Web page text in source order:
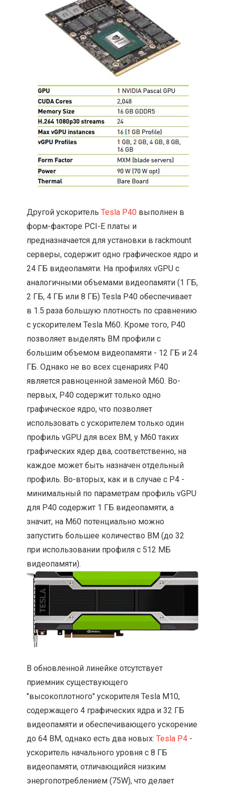
Другой ускорительTesla P40 выполнен в
форм-факторе PCI-E платы и
предназначается для установки в rackmount
серверы, содержит одно графическое ядро и
24 ГБ видеопамяти. На профилях vGPU с
аналогичными объемами видеопамяти (1 ГБ,
2 ГБ, 4 ГБ или 8 ГБ) Tesla P40 обеспечивает
в 1.5 раза большую плотность по сравнению
с ускорителем Tesla M60. Кроме того, P40
позволяет выделять ВМ профили с
большим объемом видеопамяти - 12 ГБ и 24
ГБ. Однако не во всех сценариях P40
является равноценной заменой M60. Во-
первых, P40 содержит только одно
графическое ядро, что позволяет
использовать с ускорителем только один
профиль vGPU для всех ВМ, у M60 таких
графических ядер два, соответственно, на
каждое может быть назначен отдельный
профиль. Во-вторых, как и в случае с P4 -
минимальный по параметрам профиль vGPU
для P40 содержит 1 ГБ видеопамяти, а
значит, на M60 потенциально можно
запустить большее количество ВМ (до 32
при использовании профиля с 512 МБ
видеопамяти).
В обновленной линейке отсутствует
приемник существующего
"высокоплотного" ускорителя Tesla M10,
содержащего 4 графических ядра и 32 ГБ
видеопамяти и обеспечивающего ускорение
до 64 ВМ, однако есть два новых:Tesla P4 -
ускоритель начального уровня с 8 ГБ
видеопамяти, отличающийся низким
энергопотреблением (75W), что делает